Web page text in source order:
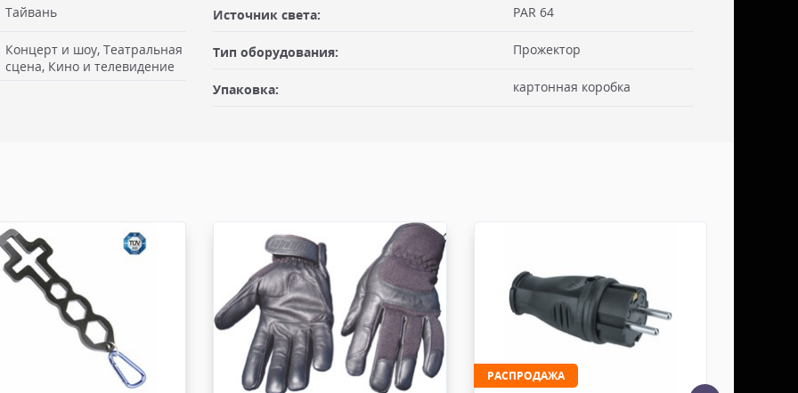
компании или курьерской
6 кг, габариты заказа не
доставки от 1000
Москве и до 10 км от
кг, габариты не более
доставки от 1500
габаритами не более 100х50х50 см. Стоимость доставки включаем в товар.
Заявку оформляет отправитель. Документы отправляем с заказом или по ЭДО.
Доставка по Москве, МО и России - ТК ДЕЛОВЫЕ ЛИНИИ
Отправку заказа с терминала ТК ДЕЛОВЫЕ ЛИНИИ осуществляем в течении 3-5
рабочих дней с момента 100% предоплаты, от суммы заказа не менее 50.000 руб,
весом не более 100 кг и габаритами не более 100х100х80 см. Заявку оформляет
получатель. К накладной должна быть приложена доверенность. Документы
отправляем с заказом или по ЭДО.
Доставка - другие ТК
Тайвань Источник света: PAR 64
Концерт и шоу, Театральная
сцена, Кино и телевидение
Тип оборудования: Прожектор
Упаковка: картонная коробка
РАСПРОДАЖА